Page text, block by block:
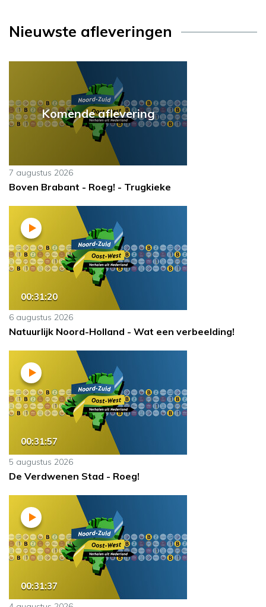
Nieuwste afleveringen
Komende aflevering
7 augustus 2026
Boven Brabant - Roeg! - Trugkieke
00:31:20
6 augustus 2026
Natuurlijk Noord-Holland - Wat een verbeelding!
00:31:57
5 augustus 2026
De Verdwenen Stad - Roeg!
00:31:37